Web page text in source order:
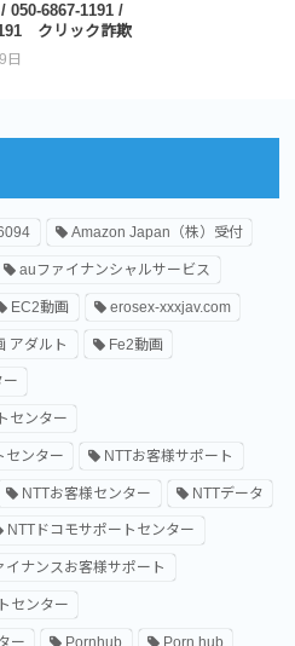
050-6867-1191 /
クリック詐欺
日
Amazon Japan（株）受付
auファイナンシャルサービス
EC2動画 erosex-xxxjav.com
アダルト Fe2動画
ー
センター
センター NTTお客様サポート
NTTお客様センター NTTデータ
NTTドコモサポートセンター
イナンスお客様サポート
センター
ー Pornhub Porn hub